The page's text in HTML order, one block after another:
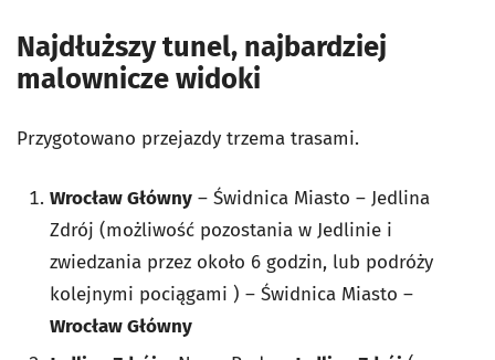
Najdłuższy tunel, najbardziej
malownicze widoki
Przygotowano przejazdy trzema trasami.
Wrocław Główny – Świdnica Miasto – Jedlina
Zdrój (możliwość pozostania w Jedlinie i
zwiedzania przez około 6 godzin, lub podróży
kolejnymi pociągami ) – Świdnica Miasto –
Wrocław Główny